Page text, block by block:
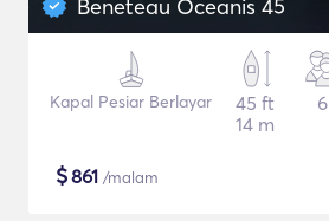
Beneteau Oceanis 45
Kapal Pesiar Berlayar
45 ft
14 m
6
$861 /malam